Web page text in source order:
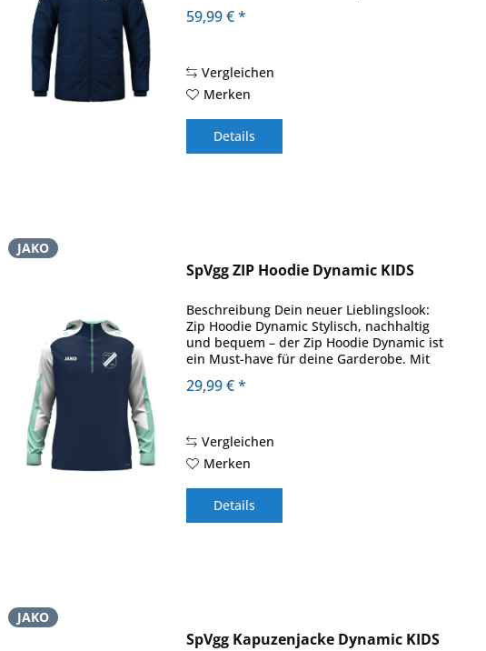
Polyester 1500 mm PU
59,99 € *
Vergleichen
Merken
Details
JAKO
SpVgg ZIP Hoodie Dynamic KIDS
Beschreibung Dein neuer Lieblingslook:
Zip Hoodie Dynamic Stylisch, nachhaltig
und bequem – der Zip Hoodie Dynamic ist
ein Must-have für deine Garderobe. Mit
Kontrastfarben setzt er modische Akzente
29,99 € *
Vergleichen
Merken
Details
JAKO
SpVgg Kapuzenjacke Dynamic KIDS